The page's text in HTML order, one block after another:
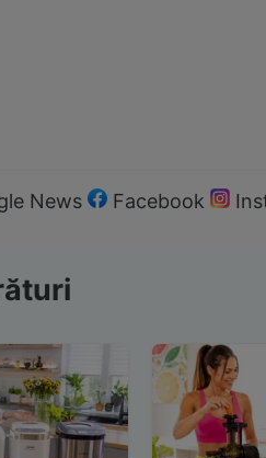
News Facebook